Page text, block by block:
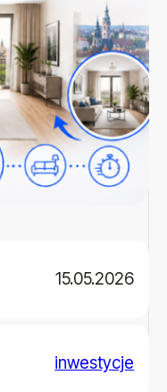
15.05.2026
inwestycje